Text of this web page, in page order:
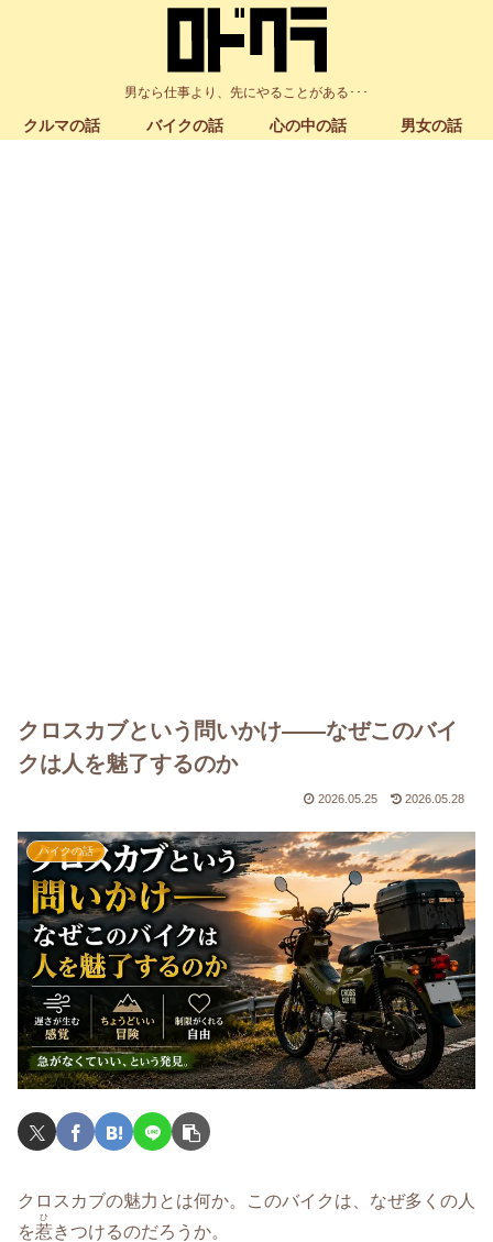
男なら仕事より、先にやることがある･･･
クルマの話 バイクの話 心の中の話 男女の話
クロスカブという問いかけ——なぜこのバイ
クは人を魅了するのか
2026.05.25 2026.05.28
バイクの話
クロスカブの魅力とは何か。このバイクは、なぜ多くの人
を惹
ひ
きつけるのだろうか。